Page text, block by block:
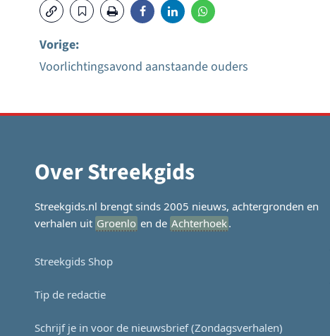
Bericht
navigatie
Vorige:
Voorlichtingsavond aanstaande ouders
Over Streekgids
Streekgids.nl brengt sinds 2005 nieuws, achtergronden en
verhalen uit Groenlo en de Achterhoek.
Streekgids Shop
Tip de redactie
Schrijf je in voor de nieuwsbrief (Zondagsverhalen)